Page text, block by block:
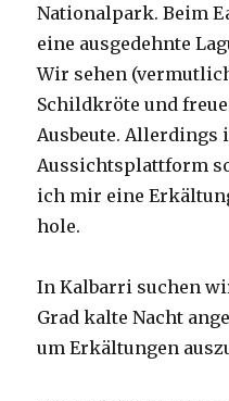
Nationalpark. Beim
eine ausgedehnte
Wir sehen
Schildkröte und
Ausbeute. Allerdings
Aussichtsplattform
ich mir eine
hole.
In Kalbarri suchen
Grad kalte Nacht
um Erkältungen